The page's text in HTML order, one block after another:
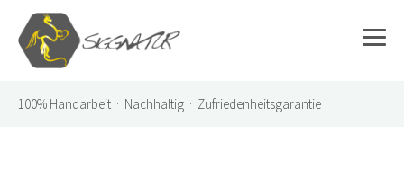
100% Handarbeit · Nachhaltig · Zufriedenheitsgarantie